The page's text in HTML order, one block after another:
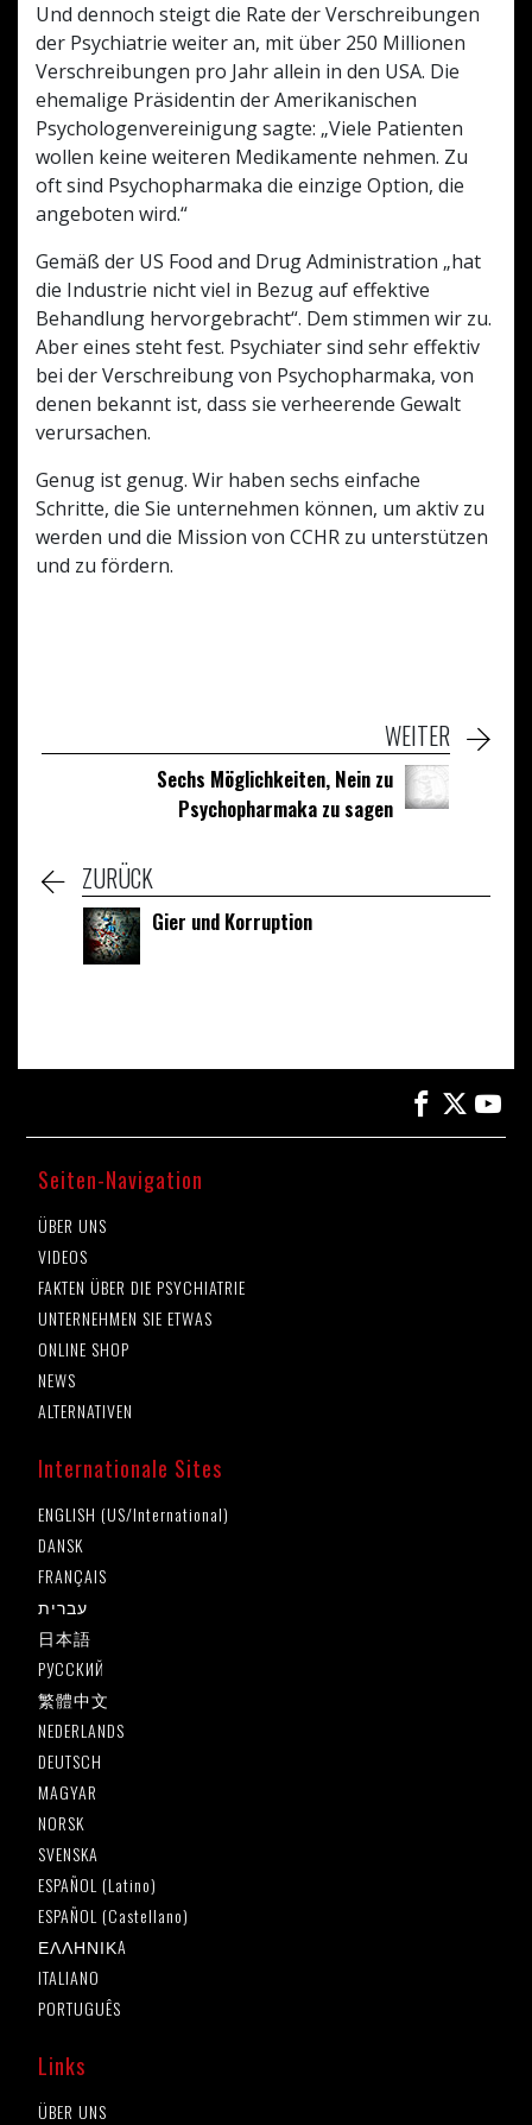
Und dennoch steigt die Rate der Verschreibungen
der Psychiatrie weiter an, mit über 250 Millionen
Verschreibungen pro Jahr allein in den USA. Die
ehemalige Präsidentin der Amerikanischen
Psychologenvereinigung sagte: „Viele Patienten
wollen keine weiteren Medikamente nehmen. Zu
oft sind Psychopharmaka die einzige Option, die
angeboten wird.“
Gemäß der US Food and Drug Administration „hat
die Industrie nicht viel in Bezug auf effektive
Behandlung hervorgebracht“. Dem stimmen wir zu.
Aber eines steht fest. Psychiater sind sehr effektiv
bei der Verschreibung von Psychopharmaka, von
denen bekannt ist, dass sie verheerende Gewalt
verursachen.
Genug ist genug. Wir haben sechs einfache
Schritte, die Sie unternehmen können, um aktiv zu
werden und die Mission von CCHR zu unterstützen
und zu fördern.
ZURÜCK
Gier und Korruption
WEITER
Sechs Möglichkeiten, Nein zu
Psychopharmaka zu sagen
Seiten-Navigation
ÜBER UNS
VIDEOS
FAKTEN ÜBER DIE PSYCHIATRIE
UNTERNEHMEN SIE ETWAS
ONLINE SHOP
NEWS
ALTERNATIVEN
Internationale Sites
ENGLISH (US/International)
DANSK
FRANÇAIS
עברית
日本語
РУССКИЙ
繁體中文
NEDERLANDS
DEUTSCH
MAGYAR
NORSK
SVENSKA
ESPAÑOL (Latino)
ESPAÑOL (Castellano)
ΕΛΛΗΝΙΚA
ITALIANO
PORTUGUÊS
Links
ÜBER UNS
KOSTENFREIER DOWNLOAD